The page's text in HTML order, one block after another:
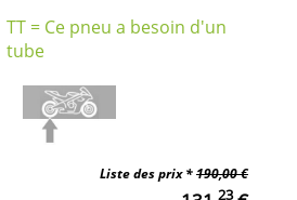
TT = Ce pneu a besoin d'un
tube
Liste des prix *190,00 €
23